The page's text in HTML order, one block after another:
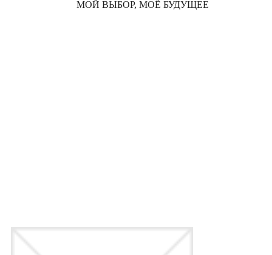
МОЙ ВЫБОР, МОЁ БУДУЩЕЕ